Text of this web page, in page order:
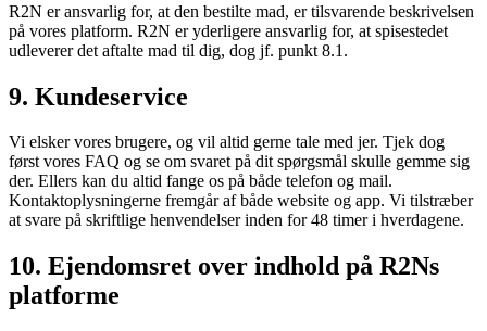
R2N er ansvarlig for, at den bestilte mad, er tilsvarende beskrivelsen
på vores platform. R2N er yderligere ansvarlig for, at spisestedet
udleverer det aftalte mad til dig, dog jf. punkt 8.1.
9. Kundeservice
Vi elsker vores brugere, og vil altid gerne tale med jer. Tjek dog
først vores FAQ og se om svaret på dit spørgsmål skulle gemme sig
der. Ellers kan du altid fange os på både telefon og mail.
Kontaktoplysningerne fremgår af både website og app. Vi tilstræber
at svare på skriftlige henvendelser inden for 48 timer i hverdagene.
10. Ejendomsret over indhold på R2Ns
platforme